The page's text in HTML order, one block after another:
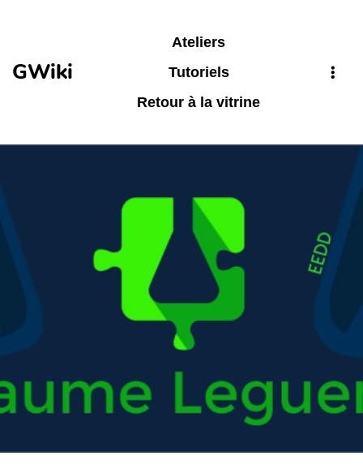
GWiki
Ateliers
Tutoriels
Retour à la vitrine